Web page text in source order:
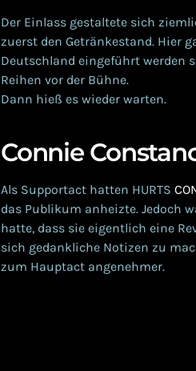
Der Einlass gestaltete sich
zuerst den Getränkestand. Hier
Deutschland eingeführt werden
Reihen vor der Bühne.
Dann hieß es wieder warten.
Connie
Als Supportact hatten HURTS
das Publikum anheizte. Jedoch
hatte, dass sie eigentlich eine
sich gedankliche Notizen zu
zum Hauptact angenehmer.